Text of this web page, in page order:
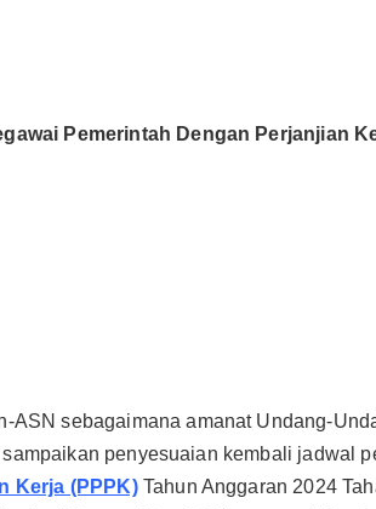
Pemerintah Dengan Perjanjian
ASN sebagaimana amanat Undang-
penyesuaian kembali jadwal
Kerja (PPPK)Tahun Anggaran 2024